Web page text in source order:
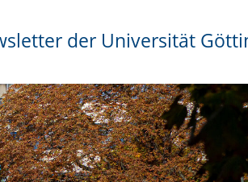
der Universität